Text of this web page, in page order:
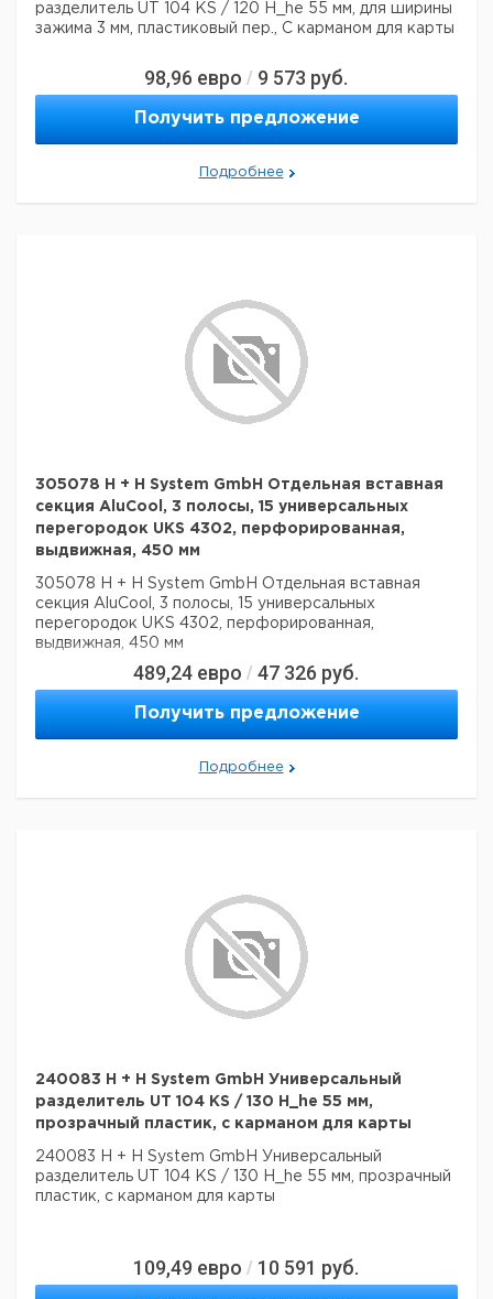
разделитель UT 104 KS / 120 H_he 55 мм, для ширины
зажима 3 мм, пластиковый пер., С карманом для карты
98,96 евро / 9 573 руб.
Получить предложение
Подробнее
305078 H + H System GmbH Отдельная вставная
секция AluCool, 3 полосы, 15 универсальных
перегородок UKS 4302, перфорированная,
выдвижная, 450 мм
305078 H + H System GmbH Отдельная вставная
секция AluCool, 3 полосы, 15 универсальных
перегородок UKS 4302, перфорированная,
выдвижная, 450 мм
489,24 евро / 47 326 руб.
Получить предложение
Подробнее
240083 H + H System GmbH Универсальный
разделитель UT 104 KS / 130 H_he 55 мм,
прозрачный пластик, с карманом для карты
240083 H + H System GmbH Универсальный
разделитель UT 104 KS / 130 H_he 55 мм, прозрачный
пластик, с карманом для карты
109,49 евро / 10 591 руб.